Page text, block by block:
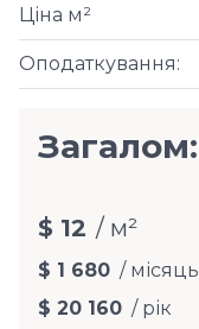
Оподаткування:
Ціна м²
Загалом:
$ 12 / м²
$ 1 680 / місяць
$ 20 160 / рік